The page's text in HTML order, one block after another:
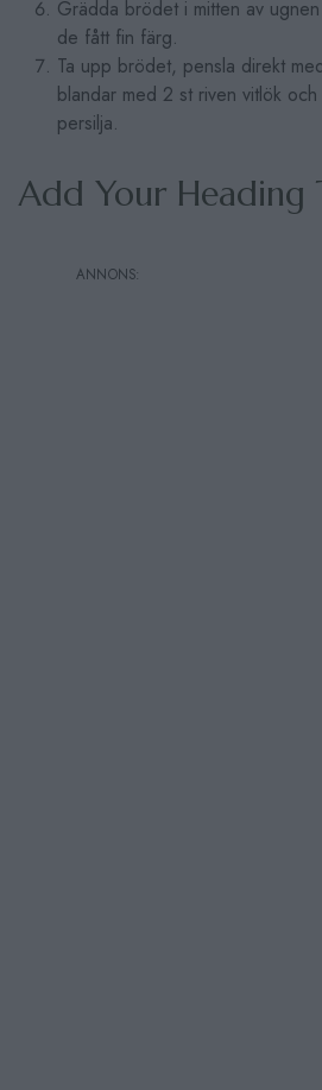
Grädda brödet i mitten av
de fått fin färg.
Ta upp brödet, pensla direkt
blandar med 2 st riven vitlök och
persilja.
Add Your Heading